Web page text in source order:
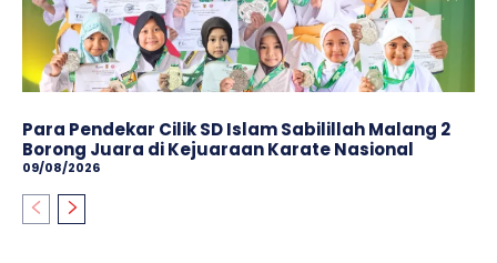
Para Pendekar Cilik SD Islam Sabilillah Malang 2
Borong Juara di Kejuaraan Karate Nasional
09/08/2026